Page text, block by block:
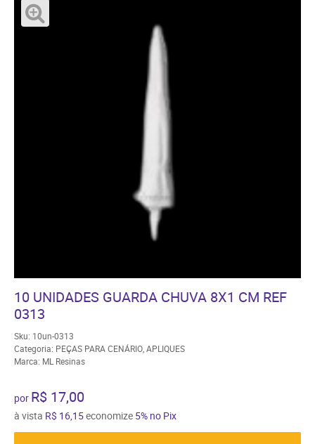
10 UNIDADES GUARDA CHUVA 8X1 CM REF
0313
Sku: 10un-0313
Categoria: PEÇAS PARA CENÁRIO APLIQUES
Marca: ML Resinas
por R$ 17,00
à vista R$ 16,15economize 5% no Pix